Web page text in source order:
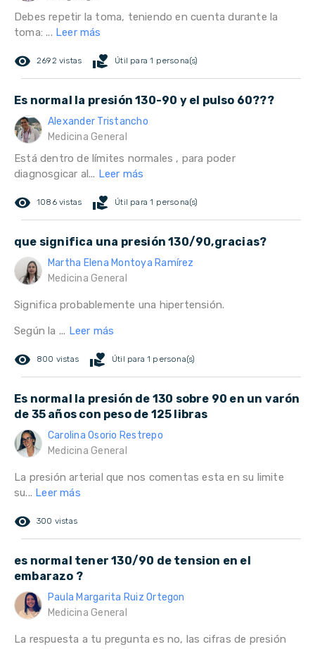
Debes repetir la toma, teniendo en cuenta durante la
toma: ... Leer más
remove_red_eye 2692 vistas volunteer_activism Útil para 1 persona(s)
Es normal la presión 130-90 y el pulso 60???
Alexander Tristancho
Medicina General
Está dentro de límites normales , para poder
diagnosgicar al... Leer más
remove_red_eye 1086 vistas volunteer_activism Útil para 1 persona(s)
que significa una presión 130/90,gracias?
Martha Elena Montoya Ramírez
Medicina General
Significa probablemente una hipertensión.
Según la ... Leer más
remove_red_eye 800 vistas volunteer_activism Útil para 1 persona(s)
Es normal la presión de 130 sobre 90 en un varón
de 35 años con peso de 125 libras
Carolina Osorio Restrepo
Medicina General
La presión arterial que nos comentas esta en su limite
su... Leer más
remove_red_eye 300 vistas
es normal tener 130/90 de tension en el
embarazo ?
Paula Margarita Ruiz Ortegon
Medicina General
La respuesta a tu pregunta es no, las cifras de presión